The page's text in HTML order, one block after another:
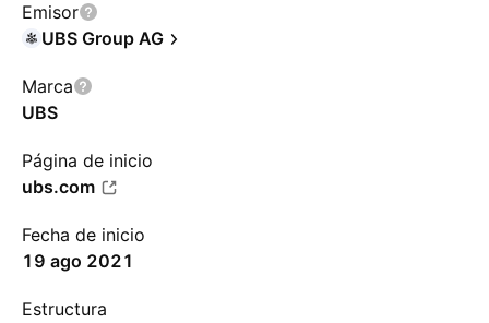
Emisor
UBS Group AG
Marca
UBS
Página de inicio
ubs.com
Fecha de inicio
19 ago 2021
Estructura